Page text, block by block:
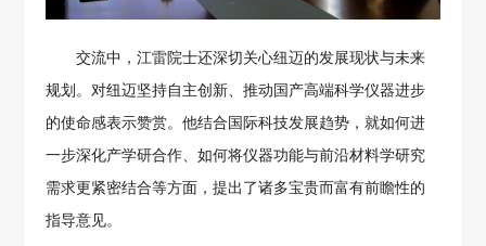
交流中，江雷院士还深切关心纽迈的发展现状与未来
规划。对纽迈坚持自主创新、推动国产高端科学仪器进步
的使命感表示赞赏。他结合国际科技发展趋势，就如何进
一步深化产学研合作、如何将仪器功能与前沿材料学研究
需求更紧密结合等方面，提出了诸多宝贵而富有前瞻性的
指导意见。